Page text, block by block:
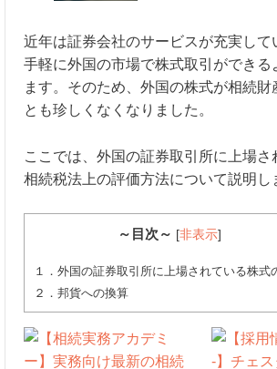
近年は証券会社のサービスが充実して
手軽に外国の市場で株式取引ができる
ます。そのため、外国の株式が相続財
とも珍しくなくなりました。
ここでは、外国の証券取引所に上場さ
相続税法上の評価方法について説明し
～目次～ [非表示]
１．外国の証券取引所に上場されている株式
２．邦貨への換算